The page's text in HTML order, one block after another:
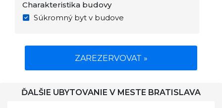
Charakteristika budovy
Súkromný byt v budove
ZAREZERVOVAT »
ĎALŠIE UBYTOVANIE V MESTE BRATISLAVA